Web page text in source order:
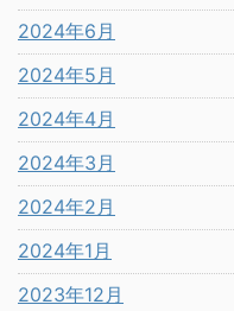
2024年6月
2024年5月
2024年4月
2024年3月
2024年2月
2024年1月
2023年12月